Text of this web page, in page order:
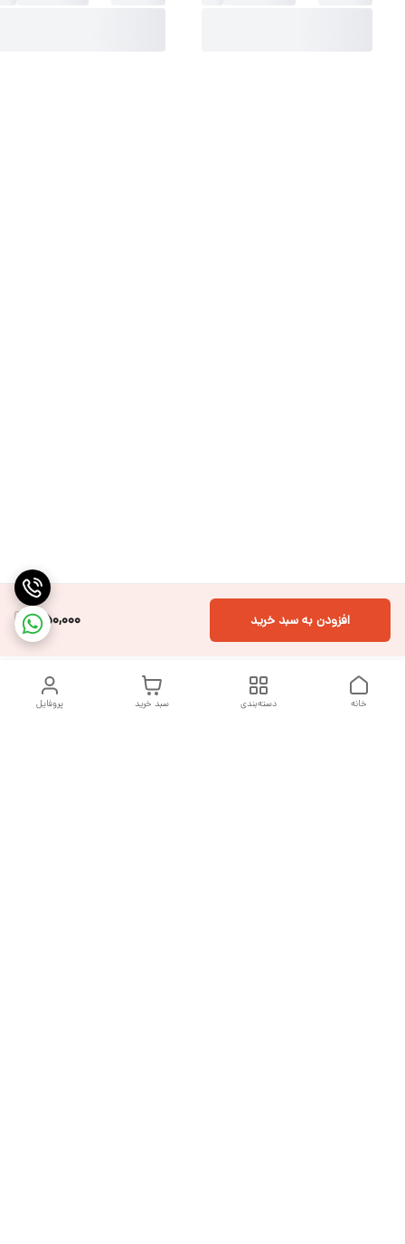
550,000 افزودن به سبد خرید
پروفایل سبد خرید دسته‌بندی خانه